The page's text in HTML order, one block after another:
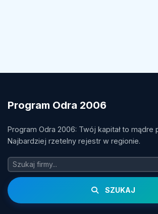
Program Odra 2006
Program Odra 2006: Twój kapitał to mądre
Najbardziej rzetelny rejestr w regionie.
SZUKAJ